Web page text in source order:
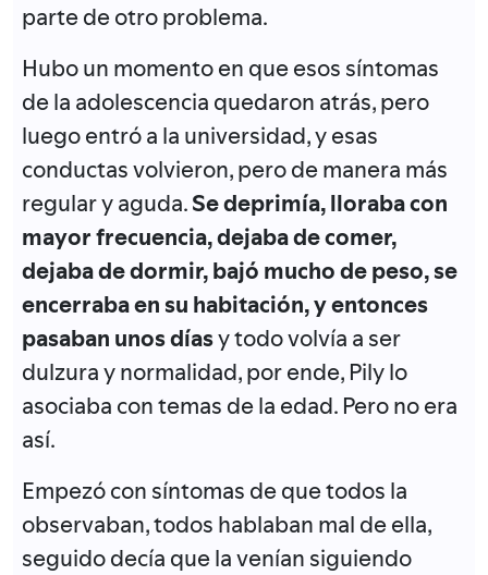
parte de otro problema.
Hubo un momento en que esos síntomas
de la adolescencia quedaron atrás, pero
luego entró a la universidad, y esas
conductas volvieron, pero de manera más
regular y aguda.Se deprimía, lloraba con
mayor frecuencia, dejaba de comer,
dejaba de dormir, bajó mucho de peso, se
encerraba en su habitación, y entonces
pasaban unos díasy todo volvía a ser
dulzura y normalidad, por ende, Pily lo
asociaba con temas de la edad. Pero no era
así.
Empezó con síntomas de que todos la
observaban, todos hablaban mal de ella,
seguido decía que la venían siguiendo